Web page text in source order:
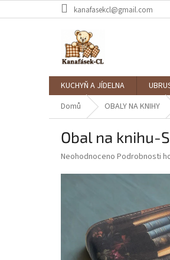
na
kanafasekcl@gmail.com
KUCHYŇ A JÍDELNA
Domů
OBALY NA KNIHY
Obal na knihu-
Průměrné
hvězdiček.
Neohodnoceno Podrobnosti